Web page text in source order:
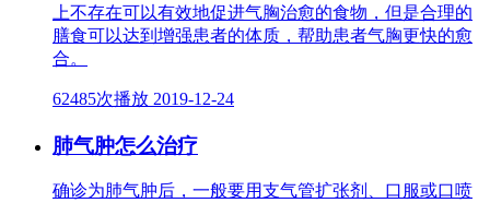
上不存在可以有效地促进气胸治愈的食物，但是合理的
膳食可以达到增强患者的体质，帮助患者气胸更快的愈
合。
62485次播放 2019-12-24
肺气肿怎么治疗
确诊为肺气肿后，一般要用支气管扩张剂、口服或口喷